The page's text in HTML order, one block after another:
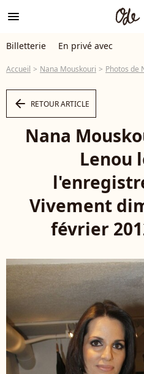
menu
Billetterie En privé avec
Accueil Nana Mouskouri Photos de
arrow_left RETOUR ARTICLE
Nana
Lenou
Vivement
février